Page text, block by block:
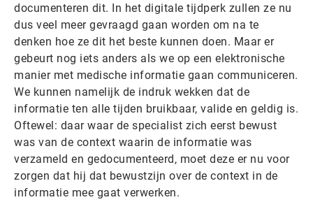
documenteren dit. In het digitale tijdperk zullen ze nu
dus veel meer gevraagd gaan worden om na te
denken hoe ze dit het beste kunnen doen. Maar er
gebeurt nog iets anders als we op een elektronische
manier met medische informatie gaan communiceren.
We kunnen namelijk de indruk wekken dat de
informatie ten alle tijden bruikbaar, valide en geldig is.
Oftewel: daar waar de specialist zich eerst bewust
was van de context waarin de informatie was
verzameld en gedocumenteerd, moet deze er nu voor
zorgen dat hij dat bewustzijn over de context in de
informatie mee gaat verwerken.